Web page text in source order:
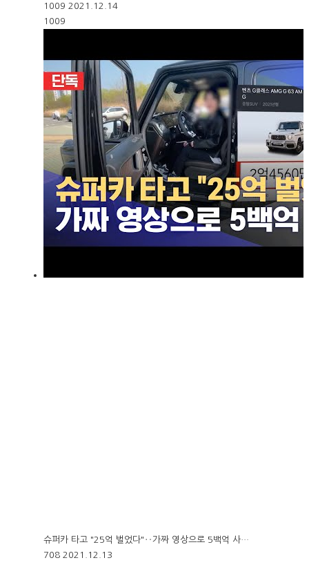
1009 2021.12.14
1009
슈퍼카 타고 "25억 벌었다"‥가짜 영상으로 5백억 사…
708 2021.12.13